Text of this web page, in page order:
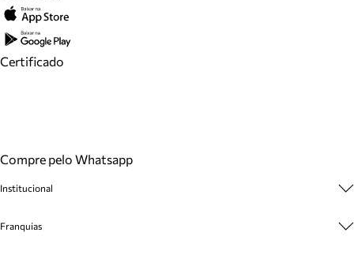
Certificado
Compre pelo Whatsapp
Institucional
Cashback
Franquias